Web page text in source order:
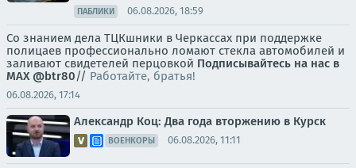
ПАБЛИКИ 06.08.2026, 18:59
Со знанием дела ТЦКшники в Черкассах при поддержке
полицаев профессионально ломают стекла автомобилей и
заливают свидетелей перцовкой Подписывайтесь на нас в
MAX @btr80// Работайте, братья!
06.08.2026, 17:14
Александр Коц: Два года вторжению в Курск
ВОЕНКОРЫ 06.08.2026, 11:11